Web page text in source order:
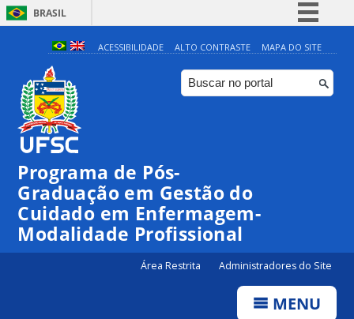
BRASIL
Simplifique!
Comunica BR
Participe
ACESSIBILIDADE ALTO CONTRASTE MAPA DO SITE
Programa de Pós-
Graduação em Gestão do
Cuidado em Enfermagem-
Modalidade Profissional
Área Restrita Administradores do Site
MENU